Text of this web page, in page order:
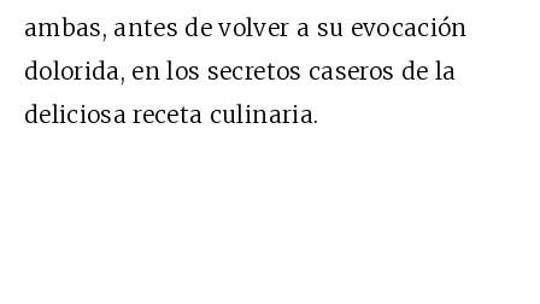
ambas, antes de volver a su evocación
dolorida, en los secretos caseros de la
deliciosa receta culinaria.